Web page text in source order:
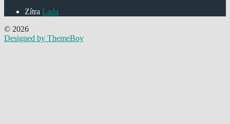
Zítra Lada
© 2026
Designed by ThemeBoy